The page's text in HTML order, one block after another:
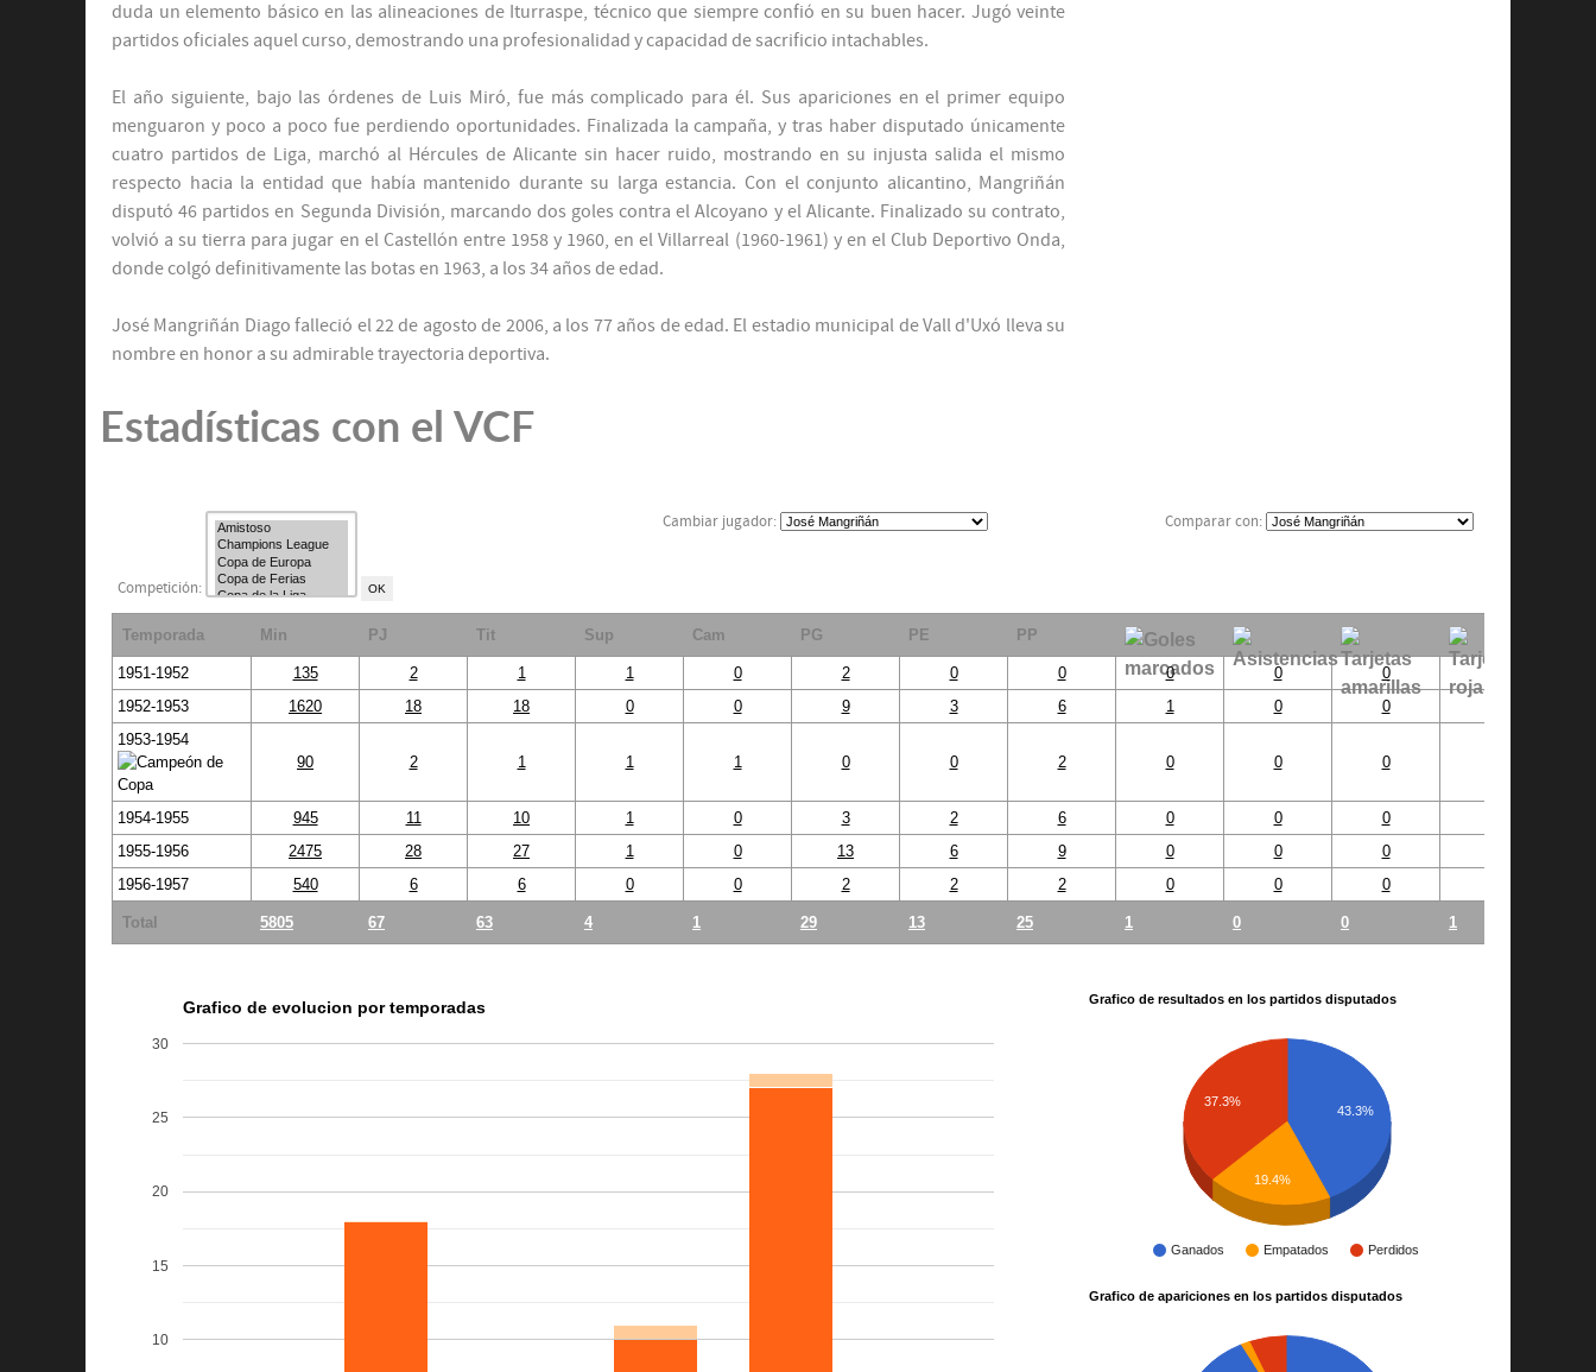
duda un elemento básico en las alineaciones de Iturraspe, técnico que siempre confió en su buen hacer. Jugó veinte
partidos oficiales aquel curso, demostrando una profesionalidad y capacidad de sacrificio intachables.
El año siguiente, bajo las órdenes de Luis Miró, fue más complicado para él. Sus apariciones en el primer equipo
menguaron y poco a poco fue perdiendo oportunidades. Finalizada la campaña, y tras haber disputado únicamente
cuatro partidos de Liga, marchó al Hércules de Alicante sin hacer ruido, mostrando en su injusta salida el mismo
respecto hacia la entidad que había mantenido durante su larga estancia. Con el conjunto alicantino, Mangriñán
disputó 46 partidos en Segunda División, marcando dos goles contra el Alcoyano y el Alicante. Finalizado su contrato,
volvió a su tierra para jugar en el Castellón entre 1958 y 1960, en el Villarreal (1960-1961) y en el Club Deportivo Onda,
donde colgó definitivamente las botas en 1963, a los 34 años de edad.
José Mangriñán Diago falleció el 22 de agosto de 2006, a los 77 años de edad. El estadio municipal de Vall d'Uxó lleva su
nombre en honor a su admirable trayectoria deportiva.
Estadísticas con el VCF
Competición:
Cambiar jugador: Comparar con:
Temporada Min PJ Tit Sup Cam PG PE PP
1951-1952 135 2 1 1 0 2 0 0 0 0 0
1952-1953
1620 18 18 0 0 9 3 6 1 0 0
1953-1954
90
2 1 1 1 0 0 2 0 0 0
1954-1955 945 11 10 1 0 3 2 6 0 0 0
1955-1956
2475 28 27 1 0 13 6 9 0 0 0
1956-1957
540 6 6 0 0 2 2 2 0 0 0
Total 5805 67 63 4 1 29 13 25 1 0 0 1
Grafico de evolucion por temporadas
10
15
20
25
30
Grafico de resultados en los partidos disputados
Ganados Empatados Perdidos
43.3%
37.3%
19.4%
Grafico de apariciones en los partidos disputados